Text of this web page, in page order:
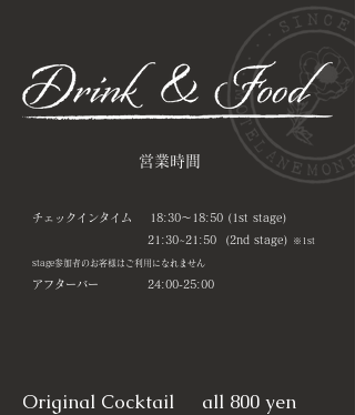
営業時間
チェックインタイム 18:30〜18:50 (1st stage)
21:30~21:50 (2nd stage)
※1st
stage参加者のお客様はご利用になれません
アフターバー 24:00-25:00
​Original Cocktail all 800 yen